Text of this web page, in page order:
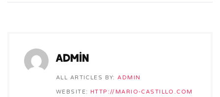
admin
ALL ARTICLES BY: ADMIN
WEBSITE: HTTP://MARIO-CASTILLO.COM